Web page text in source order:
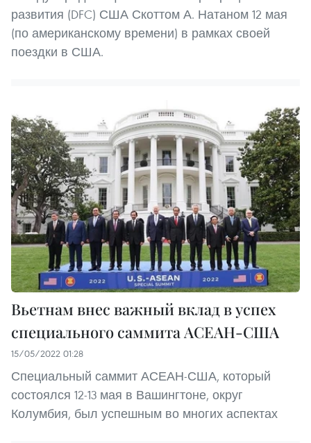
развития (DFC) США Скоттом А. Натаном 12 мая
(по американскому времени) в рамках своей
поездки в США.
Вьетнам внес важный вклад в успех
специального саммита АСЕАН-США
15/05/2022 01:28
Специальный саммит АСЕАН-США, который
состоялся 12-13 мая в Вашингтоне, округ
Колумбия, был успешным во многих аспектах